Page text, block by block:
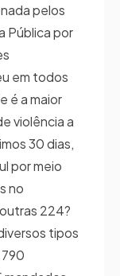
pelos
Pública por
em todos
é a maior
violência a
30 dias,
por meio
no
224?
tipos